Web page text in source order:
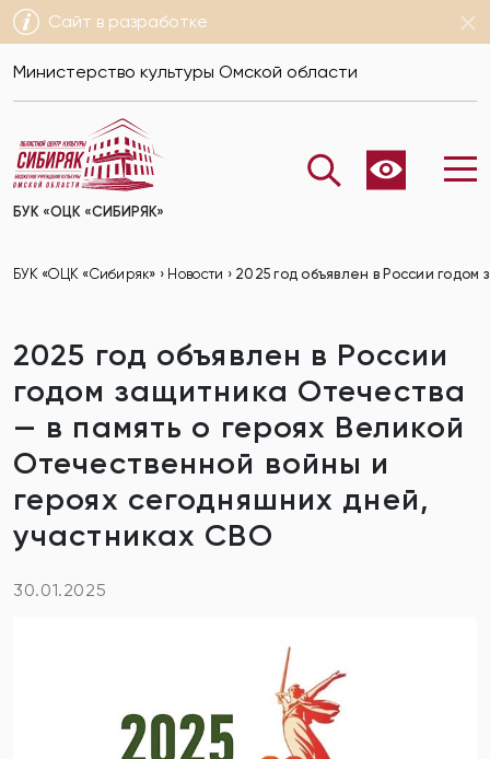
Сайт в разработке
Министерство культуры Омской области
БУК «ОЦК «СИБИРЯК»
БУК «ОЦК «Сибиряк» › Новости › 2025 год объявлен в России
2025 год объявлен в России
годом защитника Отечества
— в память о героях Великой
Отечественной войны и
героях сегодняшних дней,
участниках СВО
30.01.2025